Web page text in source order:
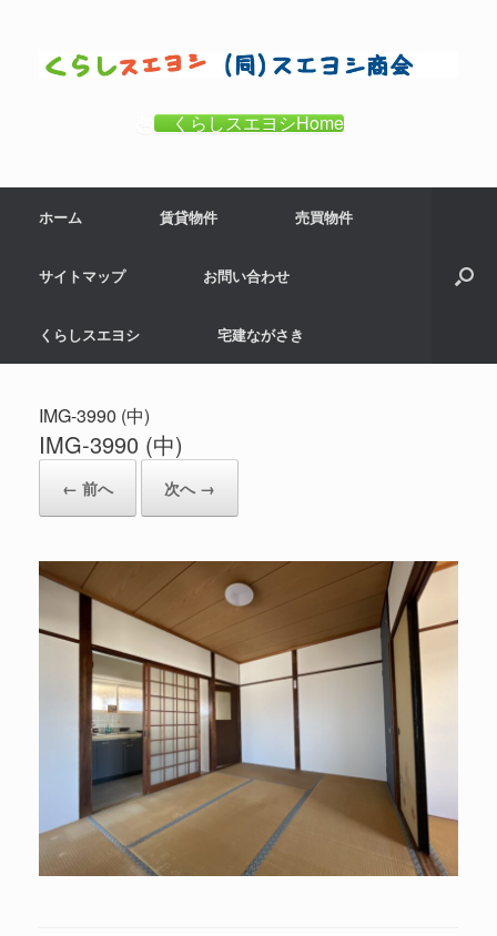
くらしスエヨシHome
ホーム 賃貸物件 売買物件
サイトマップ お問い合わせ
くらしスエヨシ 宅建ながさき
IMG-3990 (中)
IMG-3990 (中)
← 前へ 次へ →